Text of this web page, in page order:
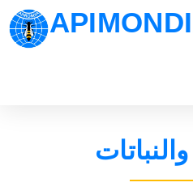
والنباتات